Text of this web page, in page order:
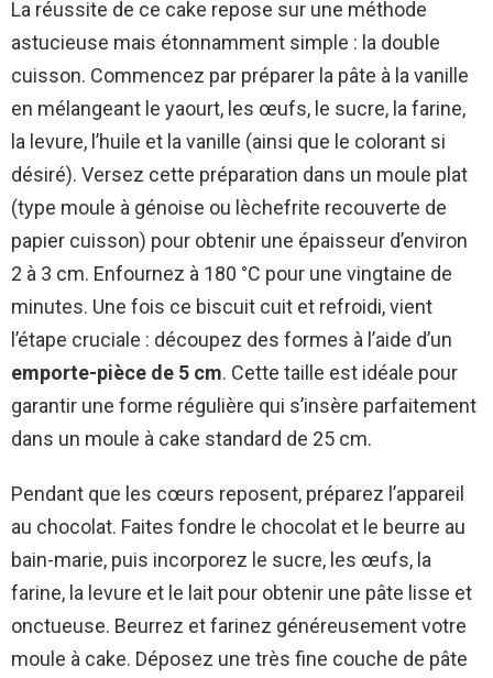
La réussite de ce cake repose sur une méthode
astucieuse mais étonnamment simple : la double
cuisson. Commencez par préparer la pâte à la vanille
en mélangeant le yaourt, les œufs, le sucre, la farine,
la levure, l’huile et la vanille (ainsi que le colorant si
désiré). Versez cette préparation dans un moule plat
(type moule à génoise ou lèchefrite recouverte de
papier cuisson) pour obtenir une épaisseur d’environ
2 à 3 cm. Enfournez à 180 °C pour une vingtaine de
minutes. Une fois ce biscuit cuit et refroidi, vient
l’étape cruciale : découpez des formes à l’aide d’un
emporte-pièce de 5 cm. Cette taille est idéale pour
garantir une forme régulière qui s’insère parfaitement
dans un moule à cake standard de 25 cm.
Pendant que les cœurs reposent, préparez l’appareil
au chocolat. Faites fondre le chocolat et le beurre au
bain-marie, puis incorporez le sucre, les œufs, la
farine, la levure et le lait pour obtenir une pâte lisse et
onctueuse. Beurrez et farinez généreusement votre
moule à cake. Déposez une très fine couche de pâte